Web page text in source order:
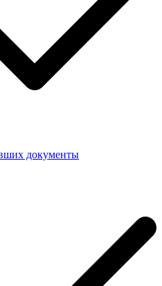
документы